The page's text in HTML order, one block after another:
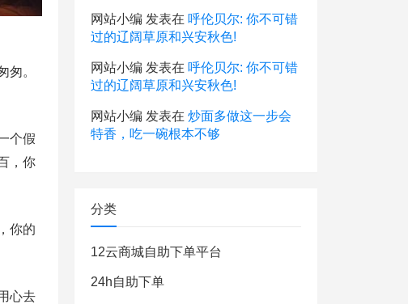
匆。
个假
，你
你的
心去
网站小编 发表在 呼伦贝尔: 你不可错
过的辽阔草原和兴安秋色!
网站小编 发表在 呼伦贝尔: 你不可错
过的辽阔草原和兴安秋色!
网站小编 发表在 炒面多做这一步会
特香，吃一碗根本不够
分类
12云商城自助下单平台
24h自助下单